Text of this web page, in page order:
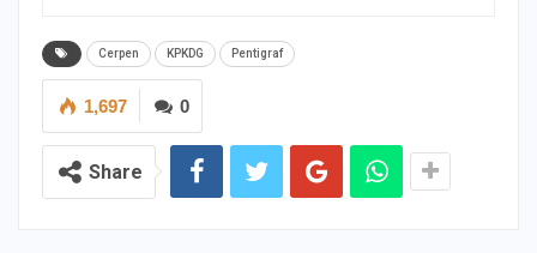
Cerpen KPKDG Pentigraf
0
1,697
Share